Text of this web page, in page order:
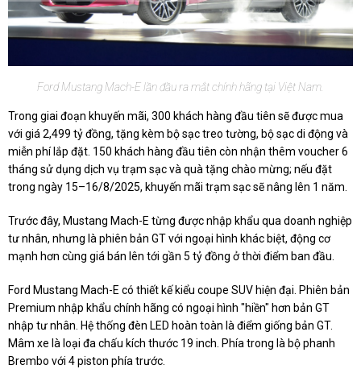
Ford Mustang Mach-E lần đầu ra mắt chính hãng tại Việt Nam.
Trong giai đoạn khuyến mãi, 300 khách hàng đầu tiên sẽ được mua
với giá 2,499 tỷ đồng, tặng kèm bộ sạc treo tường, bộ sạc di động và
miễn phí lắp đặt. 150 khách hàng đầu tiên còn nhận thêm voucher 6
tháng sử dụng dịch vụ trạm sạc và quà tặng chào mừng; nếu đặt
trong ngày 15–16/8/2025, khuyến mãi trạm sạc sẽ nâng lên 1 năm.
Trước đây, Mustang Mach-E từng được nhập khẩu qua doanh nghiệp
tư nhân, nhưng là phiên bản GT với ngoại hình khác biệt, động cơ
mạnh hơn cùng giá bán lên tới gần 5 tỷ đồng ở thời điểm ban đầu.
Ford Mustang Mach-E có thiết kế kiểu coupe SUV hiện đại. Phiên bản
Premium nhập khẩu chính hãng có ngoại hình "hiền" hơn bản GT
nhập tư nhân. Hệ thống đèn LED hoàn toàn là điểm giống bản GT.
Mâm xe là loại đa chấu kích thước 19 inch. Phía trong là bộ phanh
Brembo với 4 piston phía trước.